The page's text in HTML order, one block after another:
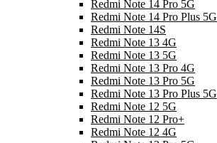
Redmi Note 14 Pro 5G
Redmi Note 14 Pro Plus 5G
Redmi Note 14S
Redmi Note 13 4G
Redmi Note 13 5G
Redmi Note 13 Pro 4G
Redmi Note 13 Pro 5G
Redmi Note 13 Pro Plus 5G
Redmi Note 12 5G
Redmi Note 12 Pro+
Redmi Note 12 4G